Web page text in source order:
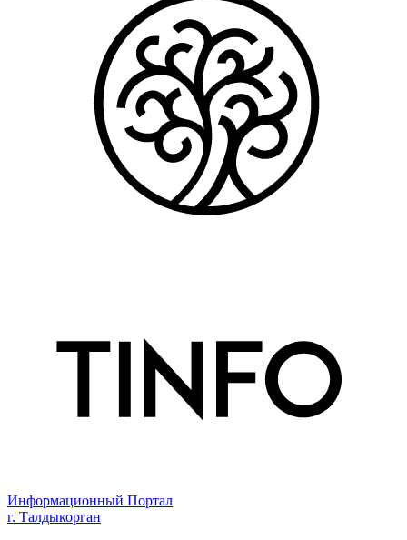
Информационный Портал
г. Талдыкорган